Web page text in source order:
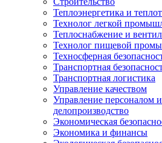
Теплоэнергетика и
Технолог легкой
Теплоснабжение и
Технолог пищевой
Техносферная
Транспортная
Транспортная логистика
Управление качеством
Управление персоналом
делопроизводство
Экономическая
Экономика и финансы